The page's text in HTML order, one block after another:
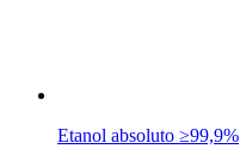
Etanol absoluto ≥99,9%